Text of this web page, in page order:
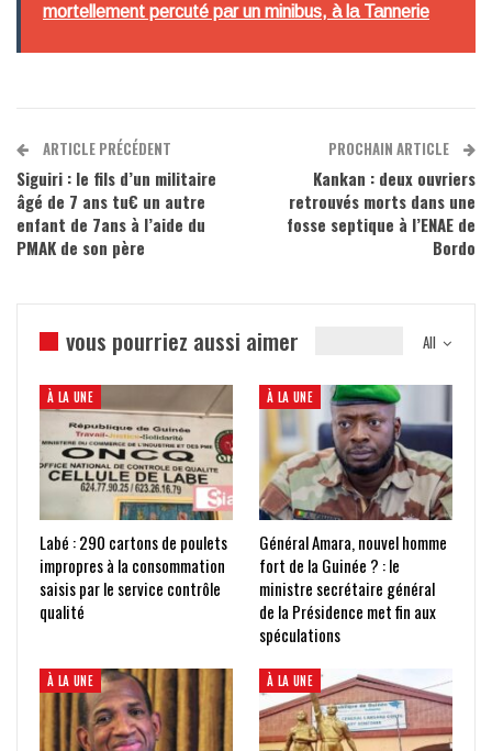
mortellement percuté par un minibus, à la Tannerie
ARTICLE PRÉCÉDENT
Siguiri : le fils d’un militaire
âgé de 7 ans tu€ un autre
enfant de 7ans à l’aide du
PMAK de son père
PROCHAIN ARTICLE
Kankan : deux ouvriers
retrouvés morts dans une
fosse septique à l’ENAE de
Bordo
All
vous pourriez aussi aimer
À LA UNE
Labé : 290 cartons de poulets
impropres à la consommation
saisis par le service contrôle
qualité
À LA UNE
Général Amara, nouvel homme
fort de la Guinée ? : le
ministre secrétaire général
de la Présidence met fin aux
spéculations
À LA UNE À LA UNE